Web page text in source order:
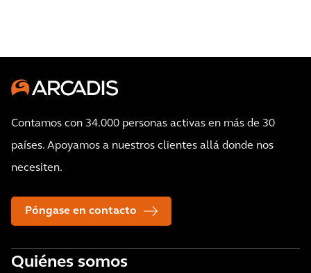
Contamos con 34.000 personas activas en más de 30
países. Apoyamos a nuestros clientes allá donde nos
necesiten.
Póngase en contacto
Quiénes somos